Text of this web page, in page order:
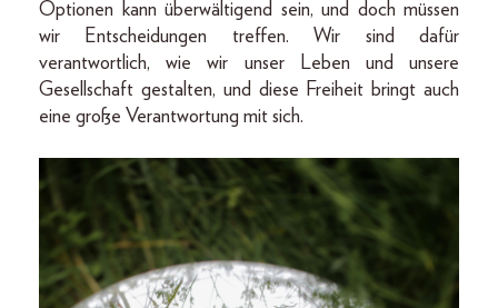
Optionen kann überwältigend sein, und doch müssen
wir Entscheidungen treffen. Wir sind dafür
verantwortlich, wie wir unser Leben und unsere
Gesellschaft gestalten, und diese Freiheit bringt auch
eine große Verantwortung mit sich.